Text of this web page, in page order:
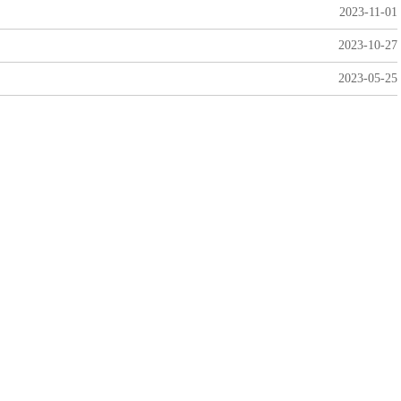
2023-11-01
2023-10-27
2023-05-25